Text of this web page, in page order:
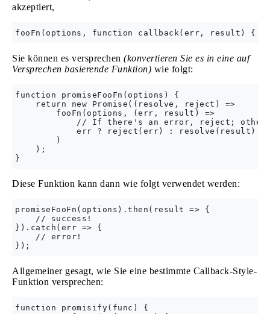
akzeptiert,
Sie können es versprechen (konvertieren Sie es in eine auf
Versprechen basierende Funktion) wie folgt:
function promiseFooFn(options) {
    return new Promise((resolve, reject) =>
        fooFn(options, (err, result) =>
// If there's an error, reject;
            err ? reject(err) : resolve(result)
        )
    );
Diese Funktion kann dann wie folgt verwendet werden:
promiseFooFn(options).then(result => {
    // success!
}).catch(err => {
    // error!
Allgemeiner gesagt, wie Sie eine bestimmte Callback-Style-
Funktion versprechen:
function promisify(func) {